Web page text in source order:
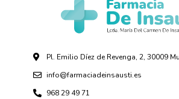
Pl. Emilio Díez de Revenga, 2, 30009
info@farmaciadeinsausti.es
968 29 49 71